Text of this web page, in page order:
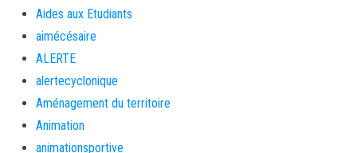
Aides aux Etudiants
aimécésaire
ALERTE
alertecyclonique
Aménagement du territoire
Animation
animationsportive